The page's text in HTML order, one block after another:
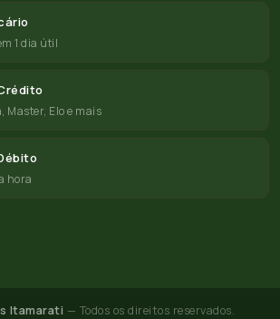
1 dia útil
Master, Elo e mais
hora
Itamarati — Todos os direitos reservados.